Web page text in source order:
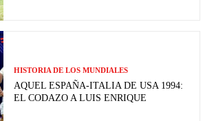
HISTORIA DE LOS MUNDIALES
AQUEL ESPAÑA-ITALIA DE USA 1994:
EL CODAZO A LUIS ENRIQUE